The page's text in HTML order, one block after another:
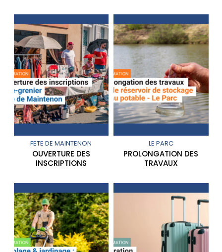
FETE DE MAINTENON
OUVERTURE DES
INSCRIPTIONS
LE PARC
PROLONGATION DES
TRAVAUX